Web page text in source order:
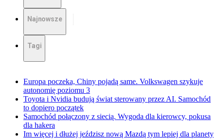
Najnowsze
Tagi
Europa poczeka, Chiny pojadą same. Volkswagen szykuje
autonomię poziomu 3
Toyota i Nvidia budują świat sterowany przez AI. Samochód
to dopiero początek
Samochód połączony z siecią. Wygoda dla kierowcy, pokusa
dla hakera
Im więcej i dłużej jeździsz nową Mazdą tym lepiej dla planety